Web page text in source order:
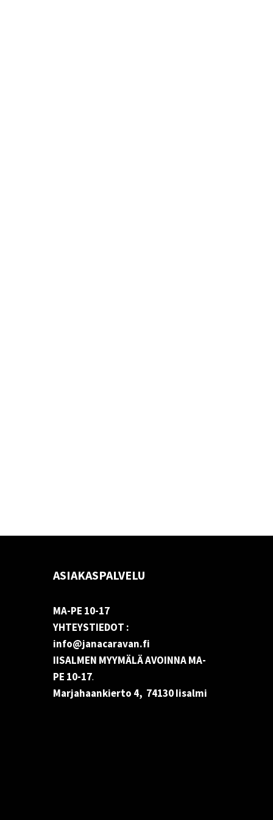
ASIAKASPALVELU
MA-PE 10-17
YHTEYSTIEDOT :
info@janacaravan.fi
IISALMEN MYYMÄLÄ AVOINNA MA-
PE 10-17.
Marjahaankierto 4, 74130 Iisalmi